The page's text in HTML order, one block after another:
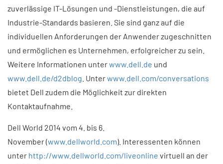
zuverlässige IT-Lösungen und -Dienst­leistun­gen, die auf
Industrie-Standards basieren. Sie sind ganz auf die
individuellen Anforderungen der Anwender zugeschnitten
und ermöglichen es Unternehmen, erfolgreicher zu sein.
Weitere Informatio­nen unterwww.dell.de und
www.dell.de/d2dblog . Unterwww.dell.com/conversations
bietet Dell zudem die Möglichkeit zur direkten
Kontaktaufnahme.
Dell World 2014 vom 4. bis 6.
November (www.dellworld.com). Interessenten können
unter http://www.dellworld.com/liveonline virtuell an der